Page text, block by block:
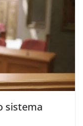
sistema